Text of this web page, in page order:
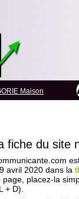
Maison
fiche du site
avril 2020 dans la
placez-la
+ D).